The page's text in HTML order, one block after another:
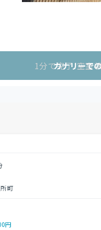
1分で完了!空室
カナリーで
町
円